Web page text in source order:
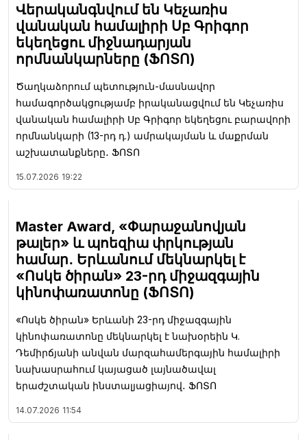
Վերականգնվում են Կեչառիս
վանական համալիրի Սբ Գրիգոր
եկեղեցու միջնադարյան
որմնանկարները (ՖՈՏՈ)
Ծաղկաձորում պետություն-մասնավոր
համագործակցությամբ իրականացվում են Կեչառիս
վանական համալիրի Սբ Գրիգոր եկեղեցու բարավորի
որմնանկարի (13-րդ դ.) ամրակայման և մաքրման
աշխատանքները․ ՖՈՏՈ
15.07.2026 19:22
Master Award, «Փարաջանովյան
թալեր» և պոեզիա փրկության
համար․ Երևանում մեկնարկել է
«Ոսկե ծիրան» 23-րդ միջազգային
կինոփառատոնը (ՖՈՏՈ)
«Ոսկե ծիրան» Երևանի 23-րդ միջազգային
կինոփառատոնը մեկնարկել է նախօրեին Կ.
Դեմիրճյանի անվան մարզահամերգային համալիրի
նախասրահում կայացած լայնածավալ
երաժշտական ինստալյացիայով․ ՖՈՏՈ
14.07.2026 11:54